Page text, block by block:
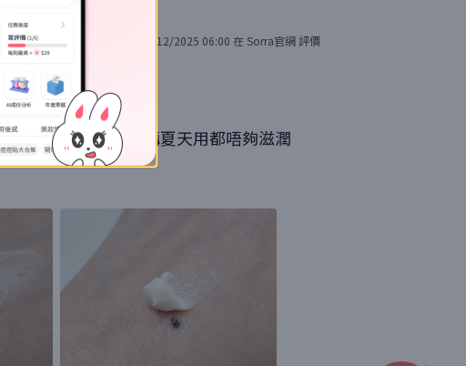
21/12/2025 06:00 在Sorra官網評價
減淡，但對乾肌泥講夏天用都唔夠滋潤